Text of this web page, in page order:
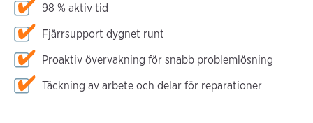
98 % aktiv tid
Fjärrsupport dygnet runt
Proaktiv övervakning för snabb problemlösning
Täckning av arbete och delar för reparationer